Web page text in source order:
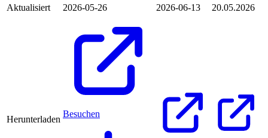
Aktualisiert 2026-05-26 2026-06-13 20.05.2026
Herunterladen
Besuchen